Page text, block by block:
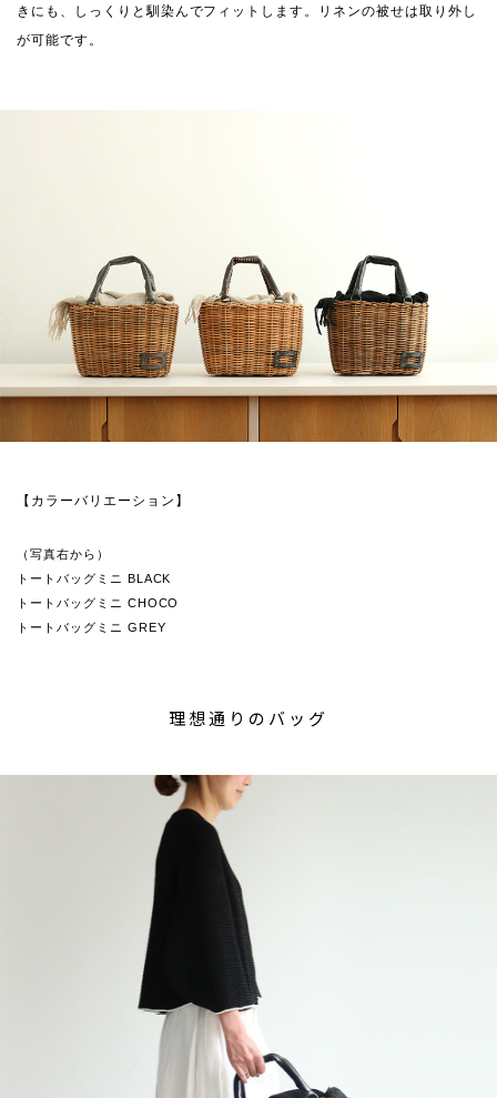
きにも、しっくりと馴染んでフィットします。リネンの被せは取り外し
が可能です。
【カラーバリエーション】
（写真右から）
トートバッグミニ BLACK
トートバッグミニ CHOCO
トートバッグミニ GREY
理想通りのバッグ